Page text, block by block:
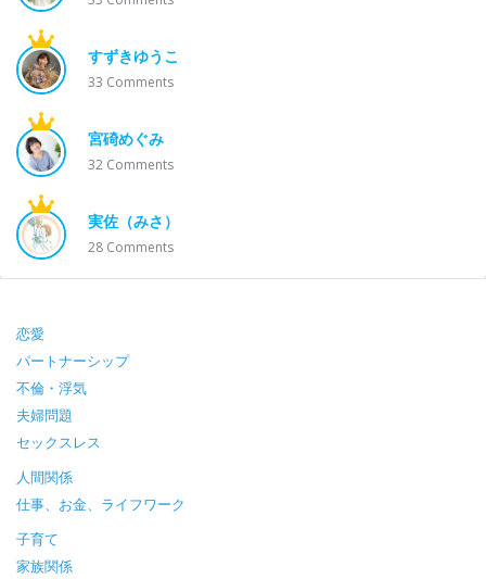
すずきゆうこ
33 Comments
宮碕めぐみ
32 Comments
実佐（みさ）
28 Comments
Footer
恋愛
パートナーシップ
不倫・浮気
夫婦問題
セックスレス
人間関係
仕事、お金、ライフワーク
子育て
家族関係